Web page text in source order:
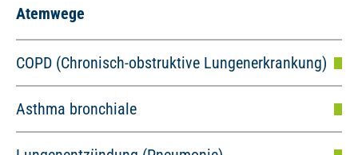
Atemwege
COPD (Chronisch-obstruktive Lungenerkrankung)
Asthma bronchiale